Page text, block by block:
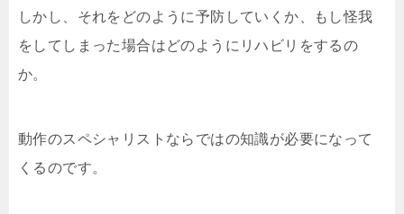
しかし、それをどのように予防していくか、もし怪我
をしてしまった場合はどのようにリハビリをするの
か。
動作のスペシャリストならではの知識が必要になって
くるのです。